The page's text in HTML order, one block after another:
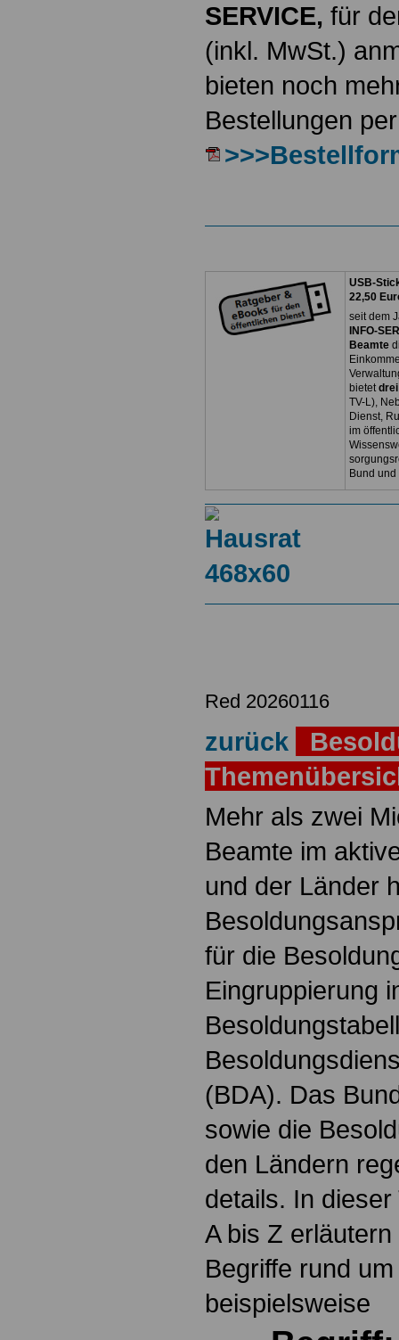
SERVICE, für
(inkl. MwSt.)
bieten noch
Bestellungen
USB-
22,50
seit dem
INFO-
Beamte
bietet
TV-L),
Dienst,
im
Bund
Red 20260116
zurück
Mehr als zwei
Beamte im
und der Länder
für die
Eingruppierung
(BDA). Das
sowie die
den Ländern
details. In
A bis Z
Begriffe rund
beispielsweise